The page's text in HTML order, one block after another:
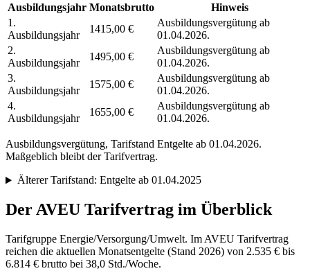
Ausbildungsjahr Monatsbrutto
Hinweis
1.
Ausbildungsjahr
1415,00 €
Ausbildungsvergütung ab
01.04.2026.
2.
Ausbildungsjahr
1495,00 €
Ausbildungsvergütung ab
01.04.2026.
3.
Ausbildungsjahr
1575,00 €
Ausbildungsvergütung ab
01.04.2026.
4.
Ausbildungsjahr
1655,00 €
Ausbildungsvergütung ab
01.04.2026.
Ausbildungsvergütung, Tarifstand Entgelte ab 01.04.2026.
Maßgeblich bleibt der Tarifvertrag.
Älterer Tarifstand: Entgelte ab 01.04.2025
DerAVEU Tarifvertrag im Überblick
Tarifgruppe Energie/Versorgung/Umwelt. Im AVEU Tarifvertrag
reichen die aktuellen Monatsentgelte (Stand 2026) von 2.535 € bis
6.814 € brutto bei 38,0 Std./Woche.